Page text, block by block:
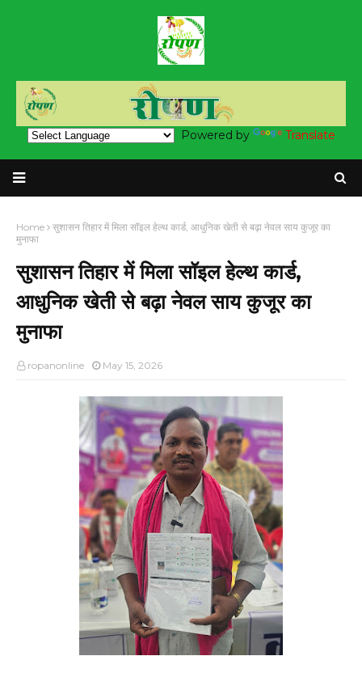
Powered by Translate
Home
सुशासन तिहार में मिला सॉइल हेल्थ कार्ड, आधुनिक खेती से बढ़ा नेवल साय कुजूर का
मुनाफा
सुशासन तिहार में मिला सॉइल हेल्थ कार्ड,
आधुनिक खेती से बढ़ा नेवल साय कुजूर का
मुनाफा
ropanonline May 15, 2026